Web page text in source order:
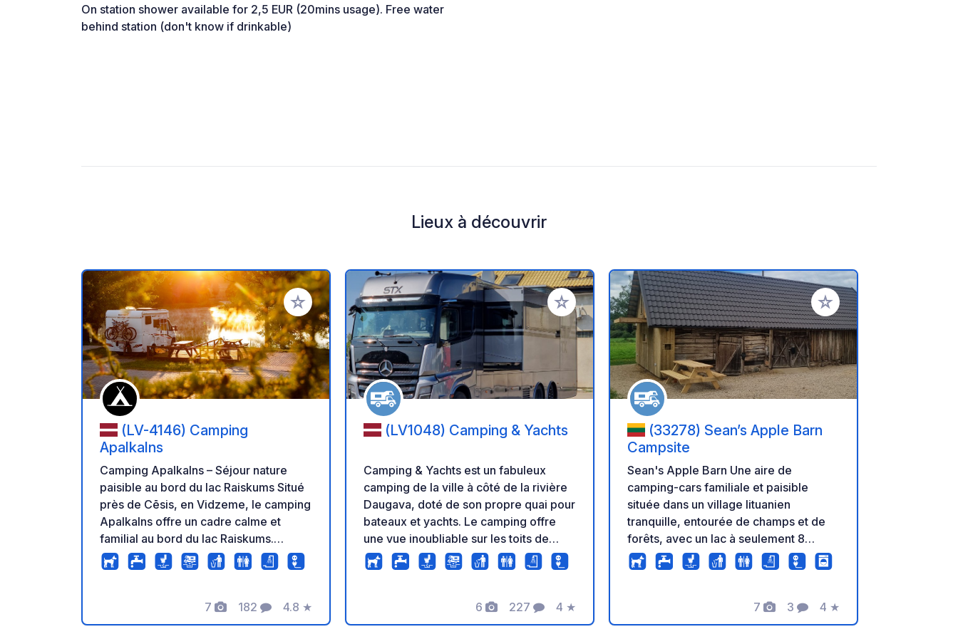
On station shower available for 2,5 EUR (20mins usage). Free water
behind station (don't know if drinkable)
Lieux à découvrir
Ajouter à vos favoris
(LV-4146) Camping
Apalkalns
Camping Apalkalns – Séjour nature
paisible au bord du lac Raiskums Situé
près de Cēsis, en Vidzeme, le camping
Apalkalns offre un cadre calme et
familial au bord du lac Raiskums.
Emplacements disponibles pour tentes,
camping-cars et caravanes avec
Équipements : Douches modernes,
toilettes (y compris accessibles), Wi-Fi,
7
Photos
182
Commentaires
4.8
Note
★
Ajouter à vos favoris
(LV1048) Camping & Yachts
Camping & Yachts est un fabuleux
camping de la ville à côté de la rivière
Daugava, doté de son propre quai pour
bateaux et yachts. Le camping offre
une vue inoubliable sur les toits de
Riga, et le service fourni ici est d'un
niveau élevé pour vous et votre
qui valorise nos clients. Le personnel
amical prendra soin de tout le monde
6
Photos
227
Commentaires
4
Note
★
Ajouter à vos favoris
(33278) Sean’s Apple Barn
Campsite
Sean's Apple Barn Une aire de
camping-cars familiale et paisible
située dans un village lituanien
tranquille, entourée de champs et de
forêts, avec un lac à seulement 8
minutes à pied. Idéal pour se détendre,
faire du vélo, de la randonnée, nager,
explorer la campagne environnante.
Équipements : • Jusqu'à 8
7
Photos
3
Commentaires
4
Note
★